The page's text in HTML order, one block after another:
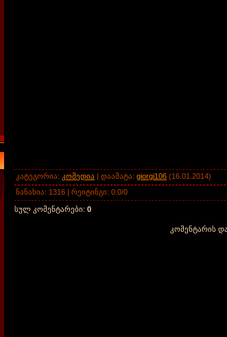
კატეგორია: კომედია | დაამატა: giorgi106 (16.01.2014)
ნანახია: 1316 | რეიტინგი: 0.0/0
სულ კომენტარები: 0
კომენტარის